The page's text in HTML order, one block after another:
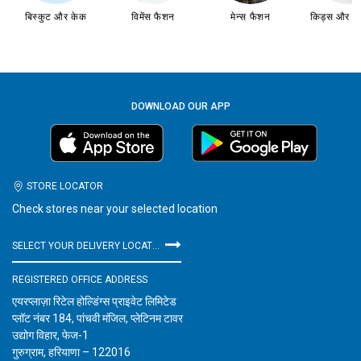
बिस्कुट और केक विमेंस फैशन मेन्स फैशन किड्स और
DOWNLOAD OUR APP
STORE LOCATOR
Check stores near your selected location
SELECT YOUR DELIVERY LOCATION
REGISTERED OFFICE ADDRESS
एयरप्लाज़ा रिटेल होल्डिंग्स प्राइवेट लिमिटेड
प्लॉट नंबर 184, पांचवी मंजिल, प्लेटिनम टावर
उद्योग विहार, फेज-1
गुरुग्राम, हरियाणा – 122016